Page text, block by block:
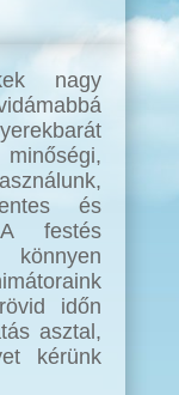
nagy
és
festés
időn
asztal,
kérünk